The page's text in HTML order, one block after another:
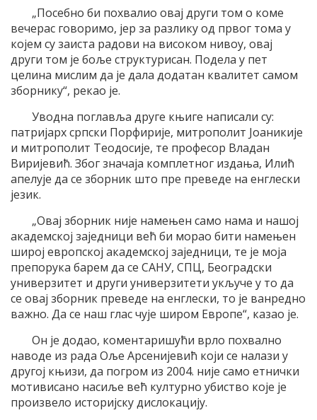
„Посебно би похвалио овај други том о коме
вечерас говоримо, јер за разлику од првог тома у
којем су заиста радови на високом нивоу, овај
други том је боље структурисан. Подела у пет
целина мислим да је дала додатан квалитет самом
зборнику“, рекао је.
Уводна поглавља друге књиге написали су:
патријарх српски Порфирије, митрополит Јоаникије
и митрополит Теодосије, те професор Владан
Виријевић. Због значаја комплетног издања, Илић
апелује да се зборник што пре преведе на енглески
језик.
„Овај зборник није намењен само нама и нашој
академској заједници већ би морао бити намењен
широј европској академској заједници, те је моја
препорука барем да се САНУ, СПЦ, Београдски
универзитет и други универзитети укључе у то да
се овај зборник преведе на енглески, то је ванредно
важно. Да се наш глас чује широм Европе“, казао је.
Он је додао, коментаришући врло похвално
наводе из рада Оље Арсенијевић који се налази у
другој књизи, да погром из 2004. није само етнички
мотивисано насиље већ културно убиство које је
произвело историјску дислокацију.